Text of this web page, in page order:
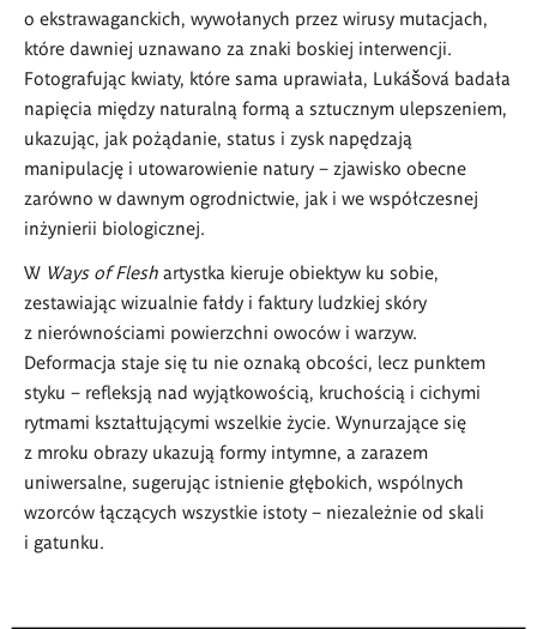
o ekstrawaganckich, wywołanych przez wirusy mutacjach,
które dawniej uznawano za znaki boskiej interwencji.
Fotografując kwiaty, które sama uprawiała, Lukášová badała
napięcia między naturalną formą a sztucznym ulepszeniem,
ukazując, jak pożądanie, status i zysk napędzają
manipulację i utowarowienie natury – zjawisko obecne
zarówno w dawnym ogrodnictwie, jak i we współczesnej
inżynierii biologicznej.
W Ways of Flesh artystka kieruje obiektyw ku sobie,
zestawiając wizualnie fałdy i faktury ludzkiej skóry
z nierównościami powierzchni owoców i warzyw.
Deformacja staje się tu nie oznaką obcości, lecz punktem
styku – refleksją nad wyjątkowością, kruchością i cichymi
rytmami kształtującymi wszelkie życie. Wynurzające się
z mroku obrazy ukazują formy intymne, a zarazem
uniwersalne, sugerując istnienie głębokich, wspólnych
wzorców łączących wszystkie istoty – niezależnie od skali
i gatunku.